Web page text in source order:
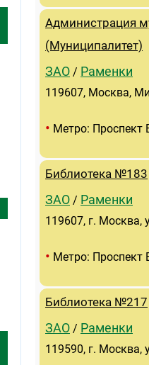
Администрация
(Муниципалитет)
ЗАО / Раменки
119607, Москва,
• Метро: Проспект
Библиотека №183
ЗАО / Раменки
119607, г. Москва,
• Метро: Проспект
Библиотека №217
ЗАО / Раменки
119590, г. Москва,